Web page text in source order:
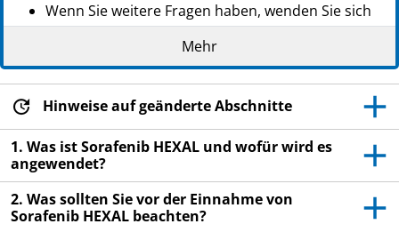
Wenn Sie weitere Fragen haben, wenden Sie sich
an Ihren Arzt oder Apotheker.
Dieses Arzneimittel wurde Ihnen persönlich
verschrieben. Geben Sie es nicht an Dritte weiter.
Es kann anderen Menschen schaden, auch wenn
diese die gleichen Beschwerden haben wie Sie.
Wenn Sie Nebenwirkungen bemerken, wenden Sie
sich an Ihren Arzt oder Apotheker. Dies gilt auch
für Nebenwirkungen, die nicht in dieser
Packungsbeilage angegeben sind. Siehe Abschnitt
Mehr
Hinweise auf geänderte Abschnitte
1. Was ist Sorafenib HEXAL und wofür wird es
angewendet?
2. Was sollten Sie vor der Einnahme von
Sorafenib HEXAL beachten?